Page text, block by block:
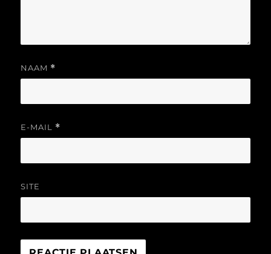
NAAM *
E-MAIL *
SITE